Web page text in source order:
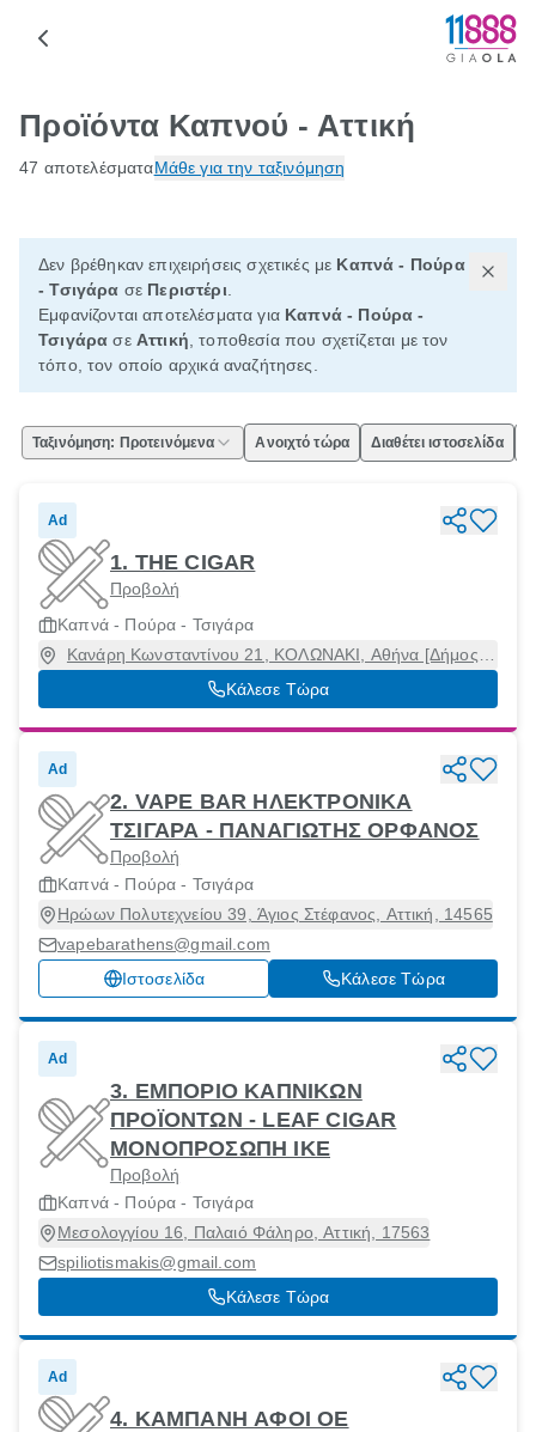
Προϊόντα Καπνού - Αττική
47 αποτελέσματαΜάθε για την ταξινόμηση
Δεν βρέθηκαν επιχειρήσεις σχετικές με Καπνά - Πούρα
- Τσιγάρα σε Περιστέρι
Εμφανίζονται αποτελέσματα για Καπνά - Πούρα -
Τσιγάρα σε Αττική , τοποθεσία που σχετίζεται με τον
τόπο, τον οποίο αρχικά αναζήτησες.
Ταξινόμηση: Προτεινόμενα Ανοιχτό τώρα Διαθέτει ιστοσελίδα
Ad
1. THE CIGAR
Προβολή
Καπνά - Πούρα - Τσιγάρα
Κανάρη Κωνσταντίνου 21, ΚΟΛΩΝΑΚΙ, Αθήνα [Δήμος],
Αττική, 10673
Κάλεσε Τώρα
Ad
2. VAPE BAR ΗΛΕΚΤΡΟΝΙΚΑ
ΤΣΙΓΑΡΑ - ΠΑΝΑΓΙΩΤΗΣ ΟΡΦΑΝΟΣ
Προβολή
Καπνά - Πούρα - Τσιγάρα
Ηρώων Πολυτεχνείου 39, Άγιος Στέφανος, Αττική, 14565
vapebarathens@gmail.com
Ιστοσελίδα
Κάλεσε Τώρα
Ad
3. ΕΜΠΟΡΙΟ ΚΑΠΝΙΚΩΝ
ΠΡΟΪΟΝΤΩΝ - LEAF CIGAR
ΜΟΝΟΠΡΟΣΩΠΗ ΙΚΕ
Προβολή
Καπνά - Πούρα - Τσιγάρα
Μεσολογγίου 16, Παλαιό Φάληρο, Αττική, 17563
spiliotismakis@gmail.com
Κάλεσε Τώρα
Ad
4. ΚΑΜΠΑΝΗ ΑΦΟΙ ΟΕ